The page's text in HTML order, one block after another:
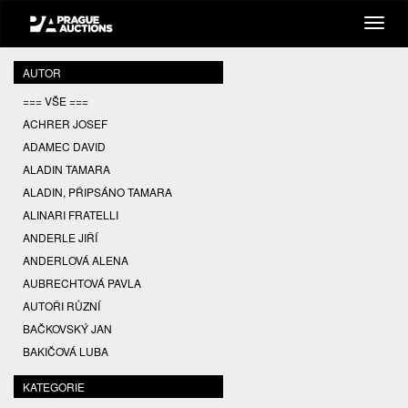
AUTOR
=== VŠE ===
ACHRER JOSEF
ADAMEC DAVID
ALADIN TAMARA
ALADIN, PŘIPSÁNO TAMARA
ALINARI FRATELLI
ANDERLE JIŘÍ
ANDERLOVÁ ALENA
AUBRECHTOVÁ PAVLA
AUTOŘI RŮZNÍ
BAČKOVSKÝ JAN
BAKIČOVÁ LUBA
BALCAR JIŘÍ
BALCAR KAREL
KATEGORIE